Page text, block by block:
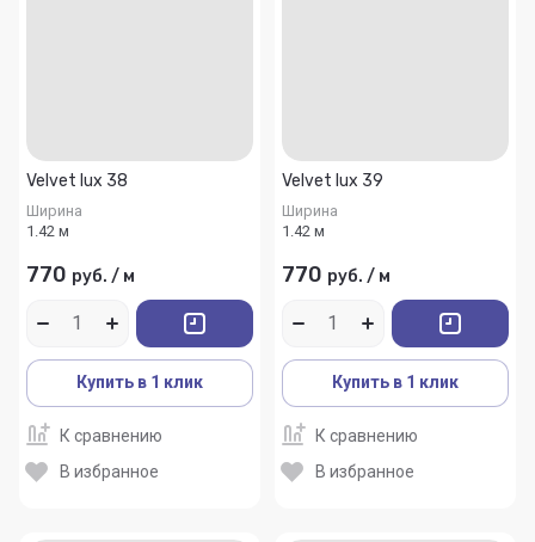
Velvet lux 38
Ширина
1.42 м
770 руб. / м
Купить в 1 клик
К сравнению
В избранное
Velvet lux 39
Ширина
1.42 м
770 руб. / м
Купить в 1 клик
К сравнению
В избранное